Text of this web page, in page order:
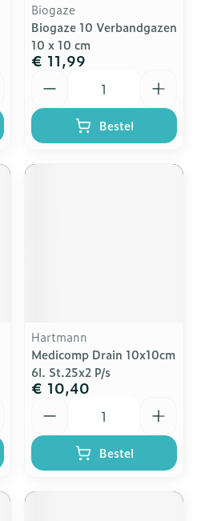
Biogaze
Biogaze 10 Verbandgazen
10 x 10 cm
€ 11,99
Bestel
Hartmann
Medicomp Drain 10x10cm
6l. St.25x2 P/s
€ 10,40
Bestel